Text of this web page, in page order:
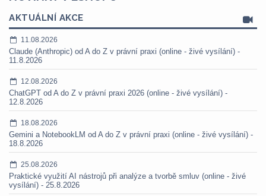
AKTUÁLNÍ AKCE
11.08.2026
Claude (Anthropic) od A do Z v právní praxi (online - živé vysílání) -
11.8.2026
12.08.2026
ChatGPT od A do Z v právní praxi 2026 (online - živé vysílání) -
12.8.2026
18.08.2026
Gemini a NotebookLM od A do Z v právní praxi (online - živé vysílání) -
18.8.2026
25.08.2026
Praktické využití AI nástrojů při analýze a tvorbě smluv (online - živé
vysílání) - 25.8.2026